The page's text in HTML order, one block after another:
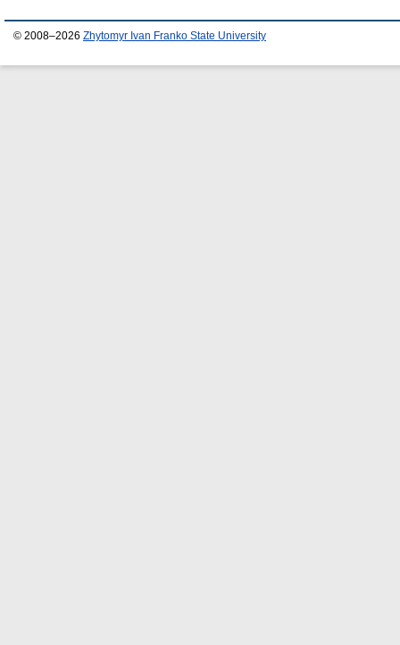
© 2008–2026 Zhytomyr Ivan Franko State University